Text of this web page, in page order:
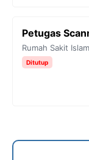
Petugas
Rumah Sakit
Ditutup